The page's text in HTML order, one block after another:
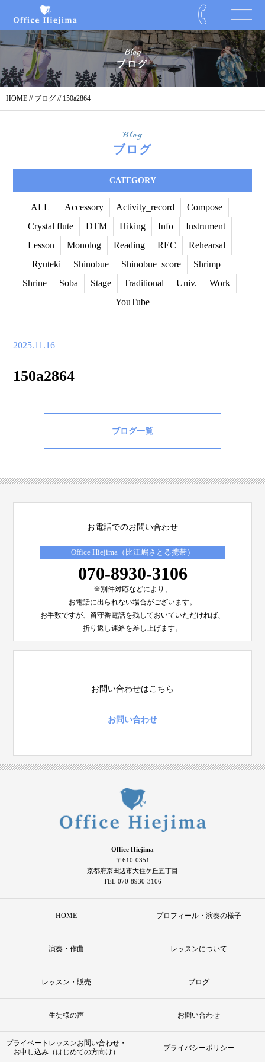
Blog
ブログ
HOME // ブログ // 150a2864
Blog
ブログ
CATEGORY
ALL Accessory Activity_record
Compose
Crystal flute
DTM Hiking Info
Instrument
Lesson
Monolog Reading REC
Rehearsal
Ryuteki
Shinobue Shinobue_score
Shrimp
Shrine
Soba Stage Traditional Univ.
Work
YouTube
2025.11.16
150a2864
ブログ一覧
お電話でのお問い合わせ
Office Hiejima（比江嶋さとる携帯）
070-8930-3106
※別件対応などにより、
お電話に出られない場合がございます。
お手数ですが、留守番電話を残しておいていただければ、
折り返し連絡を差し上げます。
お問い合わせはこちら
お問い合わせ
Office Hiejima
〒610-0351
京都府京田辺市大住ケ丘五丁目
TEL 070-8930-3106
HOME プロフィール・演奏の様子
演奏・作曲 レッスンについて
レッスン・販売 ブログ
生徒様の声 お問い合わせ
プライベートレッスンお問い合わせ・
お申し込み（はじめての方向け）
プライバシーポリシー